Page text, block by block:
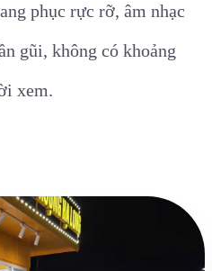
phục rực rỡ, âm nhạc
gũi, không có khoảng
xem.